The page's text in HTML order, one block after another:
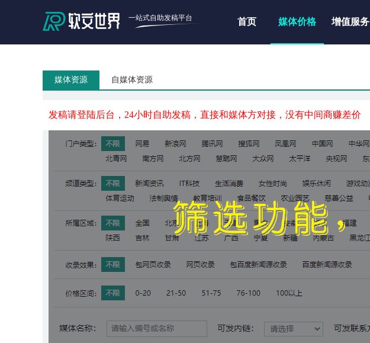
一站式自助发稿平台 首页 媒体价格 增值服务
媒体资源 自媒体资源
发稿请登陆后台，24小时自助发稿，直接和媒体方对接，没有中间商赚差价